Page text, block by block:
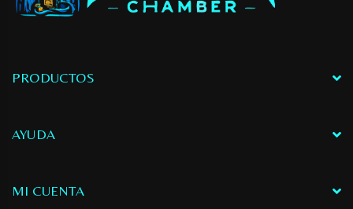
PRODUCTOS
AYUDA
MI CUENTA